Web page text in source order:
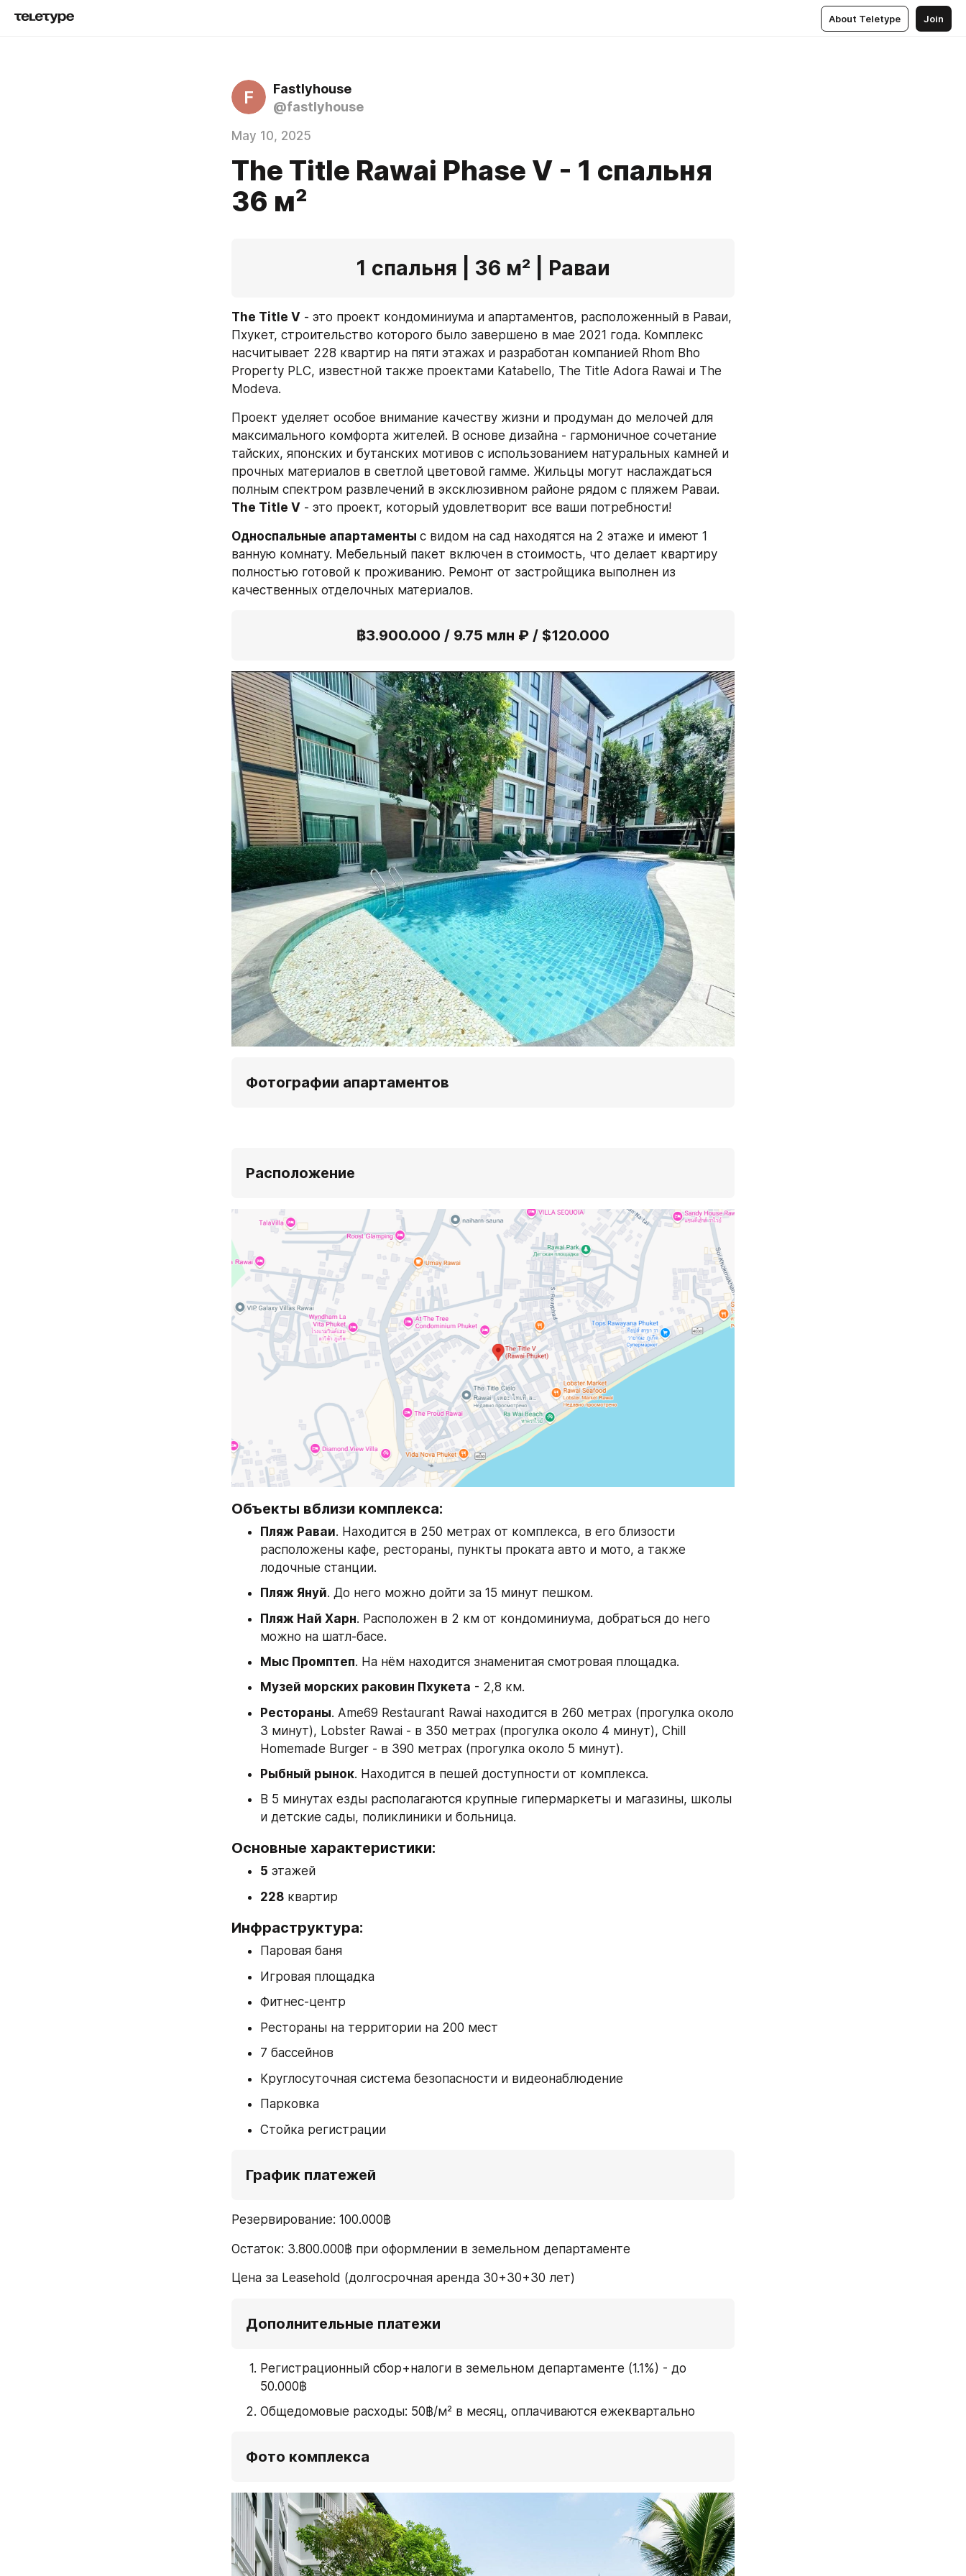
About Teletype Join
F
Fastlyhouse
@fastlyhouse
May 10, 2025
The Title Rawai Phase V - 1 спальня
36 м²
1 спальня | 36 м² | Раваи
The Title V - это проект кондоминиума и апартаментов, расположенный в Раваи,
Пхукет, строительство которого было завершено в мае 2021 года. Комплекс
насчитывает 228 квартир на пяти этажах и разработан компанией Rhom Bho
Property PLC, известной также проектами Katabello, The Title Adora Rawai и The
Modeva.
Проект уделяет особое внимание качеству жизни и продуман до мелочей для
максимального комфорта жителей. В основе дизайна - гармоничное сочетание
тайских, японских и бутанских мотивов с использованием натуральных камней и
прочных материалов в светлой цветовой гамме. Жильцы могут наслаждаться
The Title V - это проект, который удовлетворит все ваши потребности!
Односпальные апартаменты с видом на сад находятся на 2 этаже и имеют 1
ванную комнату. Мебельный пакет включен в стоимость, что делает квартиру
полностью готовой к проживанию. Ремонт от застройщика выполнен из
качественных отделочных материалов.
฿3.900.000 / 9.75 млн ₽ / $120.000
Фотографии апартаментов
Расположение
Объекты вблизи комплекса:
Пляж Раваи. Находится в 250 метрах от комплекса, в его близости
расположены кафе, рестораны, пункты проката авто и мото, а также
лодочные станции.
Пляж Януй. До него можно дойти за 15 минут пешком.
Пляж Най Харн. Расположен в 2 км от кондоминиума, добраться до него
можно на шатл-басе.
Мыс Промптеп. На нём находится знаменитая смотровая площадка.
Музей морских раковин Пхукета - 2,8 км.
Рестораны. Ame69 Restaurant Rawai находится в 260 метрах (прогулка около
3 минут), Lobster Rawai - в 350 метрах (прогулка около 4 минут), Chill
Homemade Burger - в 390 метрах (прогулка около 5 минут).
Рыбный рынок. Находится в пешей доступности от комплекса.
В 5 минутах езды располагаются крупные гипермаркеты и магазины, школы
и детские сады, поликлиники и больница.
Основные характеристики:
5 этажей
228 квартир
Инфраструктура:
Паровая баня
Игровая площадка
Фитнес-центр
Рестораны на территории на 200 мест
7 бассейнов
Круглосуточная система безопасности и видеонаблюдение
Парковка
Стойка регистрации
График платежей
Резервирование: 100.000฿
Остаток: 3.800.000฿ при оформлении в земельном департаменте
Цена за Leasehold (долгосрочная аренда 30+30+30 лет)
Дополнительные платежи
Регистрационный сбор+налоги в земельном департаменте (1.1%) - до
50.000฿
Общедомовые расходы: 50฿/м² в месяц, оплачиваются ежеквартально
Фото комплекса